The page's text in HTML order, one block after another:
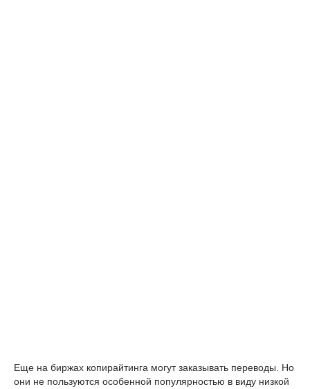
Еще на биржах копирайтинга могут заказывать переводы. Но
они не пользуются особенной популярностью в виду низкой